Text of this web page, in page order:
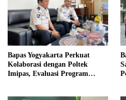
Bapas Yogyakarta Perkuat
Kolaborasi dengan Poltek
Imipas, Evaluasi Program